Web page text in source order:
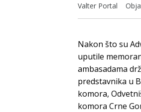
Valter Portal
Nakon što su
uputile
ambasadama
predstavnika u
komora,
komora Crne